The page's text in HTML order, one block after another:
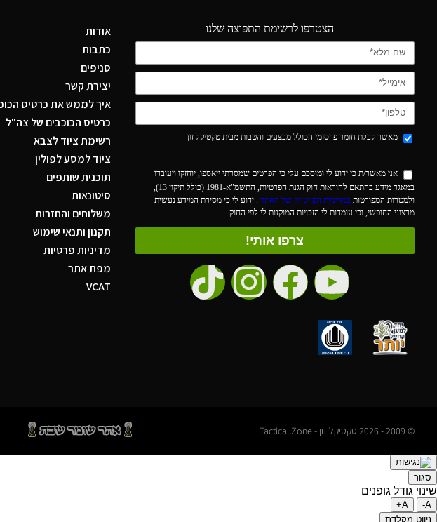
הצטרפו לרשימת התפוצה שלנו
מאשר קבלת חומר פרסומי הכולל מבצעים והטבות מבית טקטיקל זון
אני מאשר/ת כי ידוע לי ומוסכם עלי כי הפרטים שמסרתי ייאספו, יוחזקו ויעובדו
במאגר מידע בהתאם להוראות חוק הגנת הפרטיות, התשמ"א-1981 (כולל תיקון 13),
ולמטרות המפורטות במדיניות הפרטיות של האתר
. ידוע לי כי מסירת המידע נעשית
מרצוני החופשי, וכי עומדות לי הזכויות המוקנות לי לפי החוק.
צרפו אותי!
אודות
כתבות
סניפים
יצירת קשר
איך לממש את כרטיס
כרטיס הכוכבים של צה"ל
רשימת ציוד לצבא
ציוד למסע לפולין
תוכנית שותפים
סיטונאות
משלוחים והחזרות
תקנון ותנאי שימוש
מדיניות פרטיות
מפת אתר
VCAT
© 2009 - 2026 טקטיקל זון - Tactical Zone
סגור
שינוי גודל גופנים
A-
A+
ניווט מקלדת